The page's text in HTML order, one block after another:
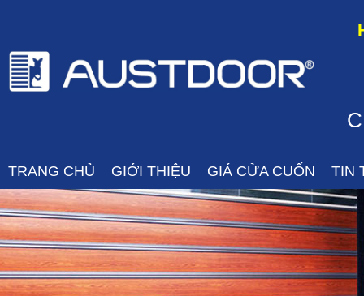
TRANG CHỦ GIỚI THIỆU GIÁ CỬA CUỐN TIN